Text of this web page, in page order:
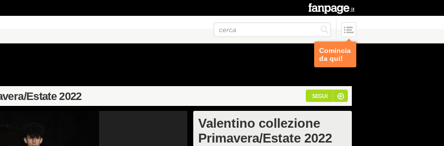
Comincia
da qui!
Estate 2022 SEGUI
Valentino collezione
Primavera/Estate 2022